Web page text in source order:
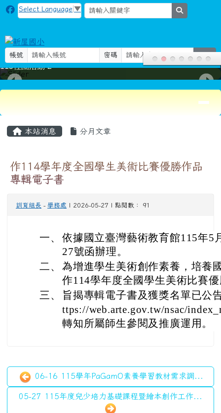
跳至主內容區
新屋國小
Select Language ▼
帳號 密碼 登入
115社團活動-2
本站消息 分月文章
作114學年度全國學生美術比賽優勝作品
專輯電子書
訓育組長 - 學務處 | 2026-05-27 | 點閱數： 91
一、 依據國立臺灣藝術教育館115年5
27號函辦理。
二、 為增進學生美術創作素養，培養
作114學年度全國學生美術比賽
三、
旨揭專輯電子書及獲獎名單已公
ttps://web.arte.gov.tw/nsac/
轉知所屬師生參閱及推廣運用。
06-16 115學年PaGamO素養學習教材需求調...
05-27 115年度兒少培力基礎課程暨繪本創作工作...